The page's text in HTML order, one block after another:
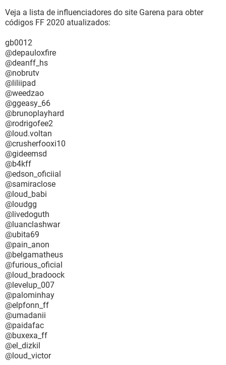
Veja a lista de influenciadores do site Garena para obter
códigos FF 2020 atualizados:
gb0012
@depauloxfire
@deanff_hs
@nobrutv
@liliipad
@weedzao
@ggeasy_66
@brunoplayhard
@rodrigofee2
@loud.voltan
@crusherfooxi10
@gideemsd
@b4kff
@edson_oficiial
@samiraclose
@loud_babi
@loudgg
@livedoguth
@luanclashwar
@ubita69
@pain_anon
@belgamatheus
@furious_oficial
@loud_bradoock
@levelup_007
@palominhay
@elpfonn_ff
@umadanii
@paidafac
@buxexa_ff
@el_dizkil
@loud_victor